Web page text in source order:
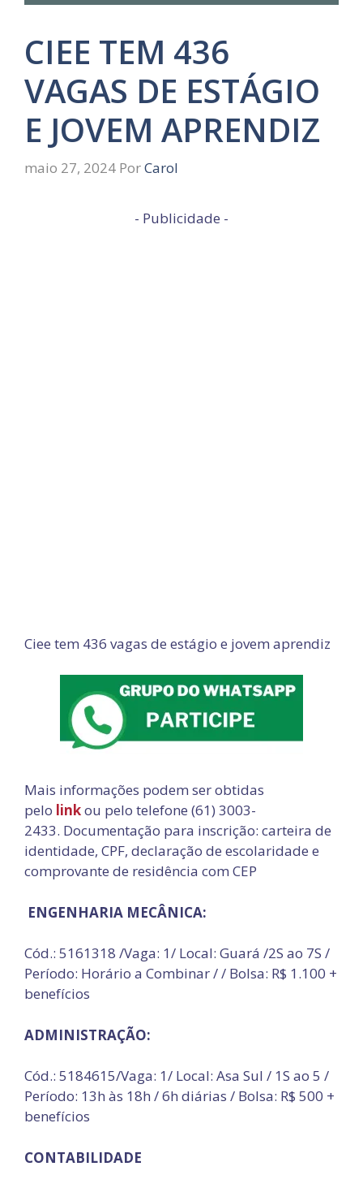
CIEE TEM 436
VAGAS DE ESTÁGIO
E JOVEM APRENDIZ
maio 27, 2024 PorCarol
- Publicidade -
Ciee tem 436 vagas de estágio e jovem aprendiz
Mais informações podem ser obtidas
pelo linkou pelo telefone (61) 3003-
2433. Documentação para inscrição: carteira de
identidade, CPF, declaração de escolaridade e
comprovante de residência com CEP
ENGENHARIA MECÂNICA:
Cód.: 5161318 /Vaga: 1/ Local: Guará /2S ao 7S /
Período: Horário a Combinar / / Bolsa: R$ 1.100 +
benefícios
ADMINISTRAÇÃO:
Cód.: 5184615/Vaga: 1/ Local: Asa Sul / 1S ao 5 /
Período: 13h às 18h / 6h diárias / Bolsa: R$ 500 +
benefícios
CONTABILIDADE